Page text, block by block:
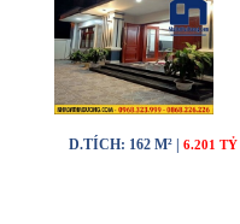
D.TÍCH: 162 M² | 6.201 TỶ